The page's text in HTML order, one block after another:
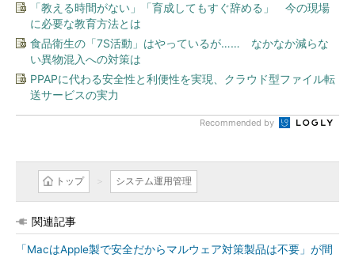
「教える時間がない」「育成してもすぐ辞める」 今の現場
に必要な教育方法とは
食品衛生の「7S活動」はやっているが…… なかなか減らな
い異物混入への対策は
PPAPに代わる安全性と利便性を実現、クラウド型ファイル転
送サービスの実力
Recommended by
トップ システム運用管理
関連記事
「MacはApple製で安全だからマルウェア対策製品は不要」が間